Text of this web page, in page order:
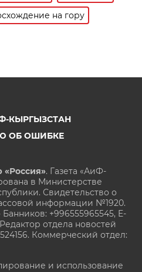
на гору
КЫРГЫЗСТАН
ОБ ОШИБКЕ
. Газета «АиФ-
в Министерстве
Свидетельство о
информации №1920.
+996555965545, E-
отдела новостей
Коммерческий отдел:
и использование